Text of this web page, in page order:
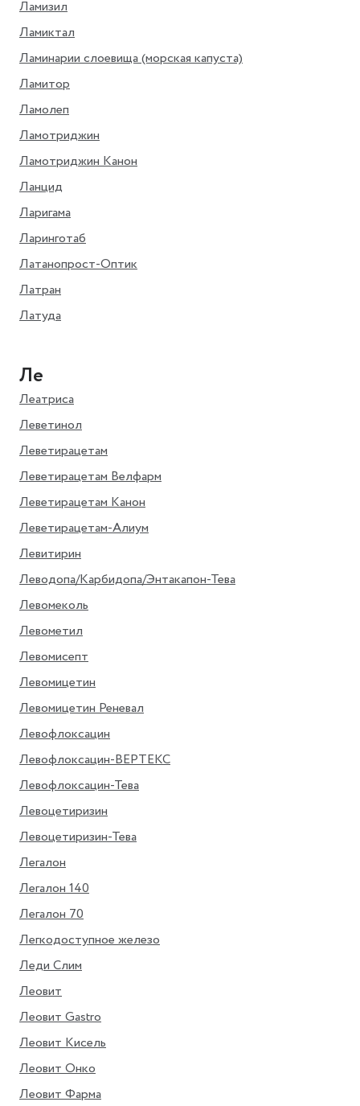
Ламизил
Ламиктал
Ламинарии слоевища (морская капуста)
Ламитор
Ламолеп
Ламотриджин
Ламотриджин Канон
Ланцид
Ларигама
Ларинготаб
Латанопрост-Оптик
Латран
Латуда
Ле
Леатриса
Леветинол
Леветирацетам
Леветирацетам Велфарм
Леветирацетам Канон
Леветирацетам-Алиум
Левитирин
Леводопа/Карбидопа/Энтакапон-Тева
Левомеколь
Левометил
Левомисепт
Левомицетин
Левомицетин Реневал
Левофлоксацин
Левофлоксацин-ВЕРТЕКС
Левофлоксацин-Тева
Левоцетиризин
Левоцетиризин-Тева
Легалон
Легалон 140
Легалон 70
Легкодоступное железо
Леди Слим
Леовит
Леовит Gastro
Леовит Кисель
Леовит Онко
Леовит Фарма